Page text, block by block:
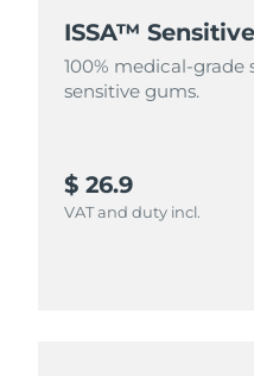
ISSA™
100% medical-grade
sensitive gums.
$ 26.9
VAT and duty incl.